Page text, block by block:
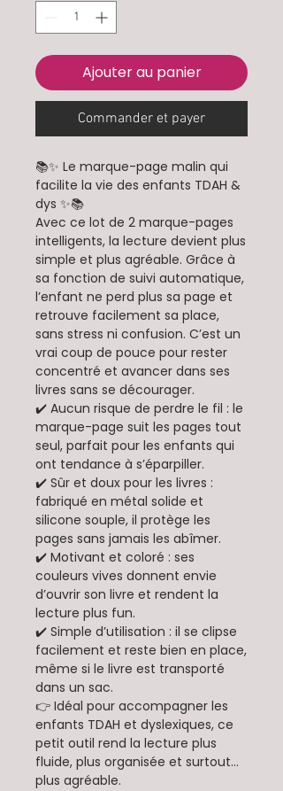
Ajouter au panier
Commander et payer
📚✨ Le marque-page malin qui
facilite la vie des enfants TDAH &
dys ✨📚
Avec ce lot de 2 marque-pages
intelligents, la lecture devient plus
simple et plus agréable. Grâce à
sa fonction de suivi automatique,
l’enfant ne perd plus sa page et
retrouve facilement sa place,
sans stress ni confusion. C’est un
vrai coup de pouce pour rester
concentré et avancer dans ses
livres sans se décourager.
✔️ Aucun risque de perdre le fil : le
marque-page suit les pages tout
seul, parfait pour les enfants qui
ont tendance à s’éparpiller.
✔️ Sûr et doux pour les livres :
fabriqué en métal solide et
silicone souple, il protège les
pages sans jamais les abîmer.
✔️ Motivant et coloré : ses
couleurs vives donnent envie
d’ouvrir son livre et rendent la
lecture plus fun.
✔️ Simple d’utilisation : il se clipse
facilement et reste bien en place,
même si le livre est transporté
dans un sac.
👉 Idéal pour accompagner les
enfants TDAH et dyslexiques, ce
petit outil rend la lecture plus
fluide, plus organisée et surtout…
plus agréable.